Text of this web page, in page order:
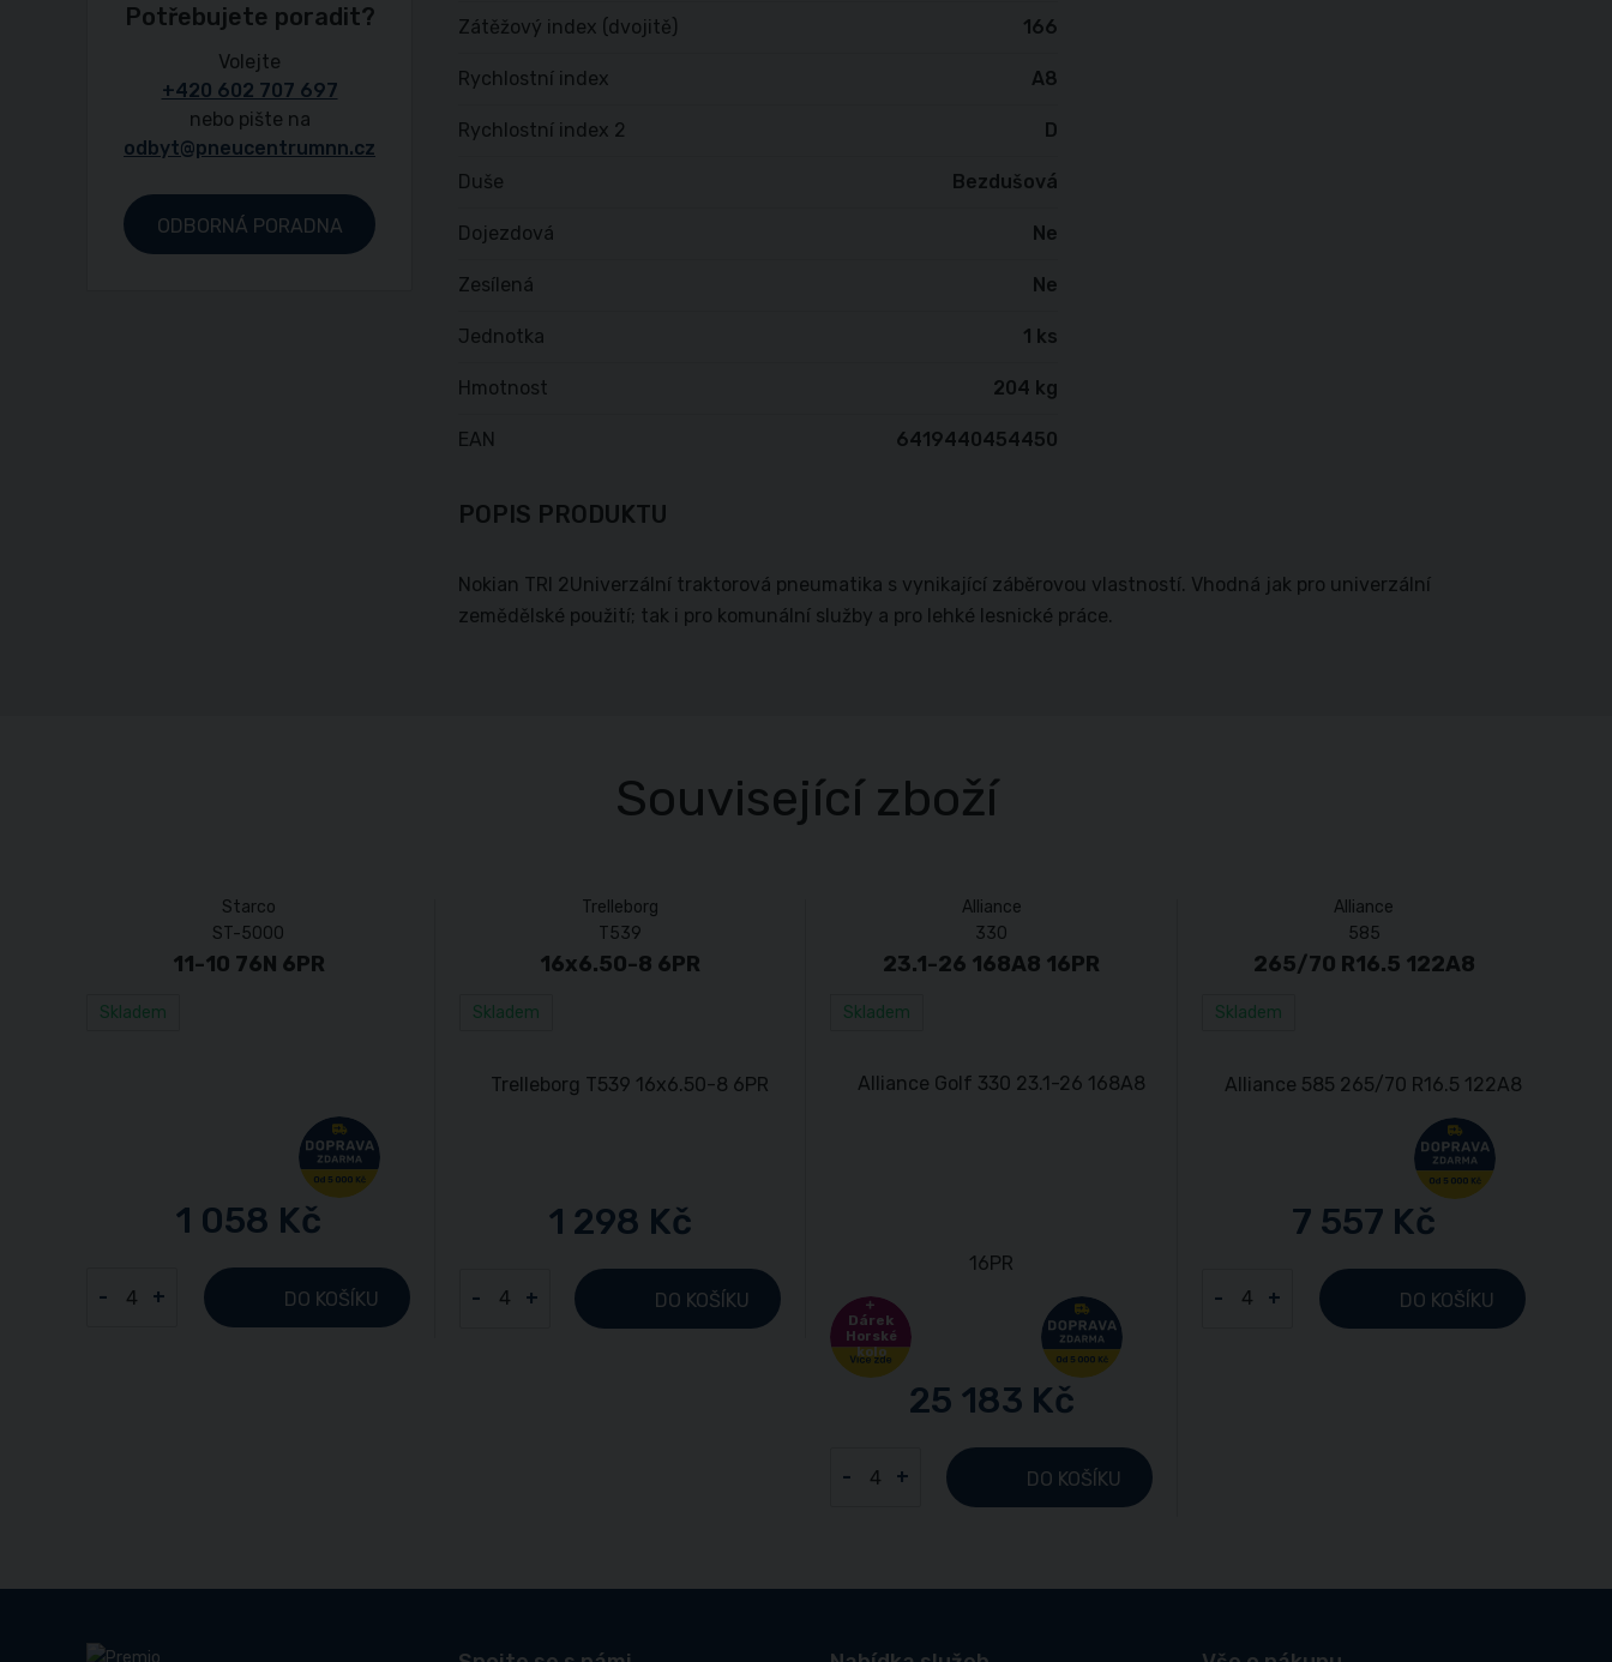
Zátěžový index (dvojitě) 166
Rychlostní index A8
Rychlostní index 2 D
Duše Bezdušová
Dojezdová Ne
Zesílená Ne
Jednotka 1 ks
Hmotnost 204 kg
EAN 6419440454450
POPIS PRODUKTU
Nokian TRI 2Univerzální traktorová pneumatika s vynikající záběrovou vlastností. Vhodná jak pro univerzální
zemědělské použití; tak i pro komunální služby a pro lehké lesnické práce.
Potřebujete poradit?
Volejte
+420 602 707 697
nebo pište na
odbyt@pneucentrumnn.cz
ODBORNÁ PORADNA
Související zboží
Starco
ST-5000
11-10 76N 6PR
Skladem
1 058 Kč
- + DO KOŠÍKU
Trelleborg
T539
16x6.50-8 6PR
Skladem
1 298 Kč
- + DO KOŠÍKU
Alliance
330
23.1-26 168A8 16PR
Skladem
Dárek
Horské
kolo
25 183 Kč
- + DO KOŠÍKU
Alliance
585
265/70 R16.5 122A8
Skladem
7 557 Kč
- + DO KOŠÍKU